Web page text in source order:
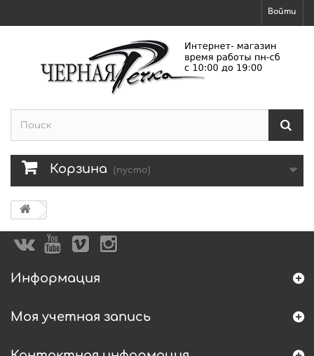
Войти
Корзина (пусто)
Информация
Моя учетная запись